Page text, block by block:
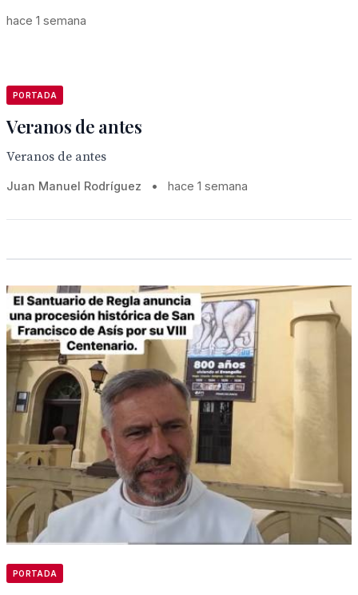
hace 1 semana
PORTADA
Veranos de antes
Veranos de antes
Juan Manuel Rodríguez • hace 1 semana
PORTADA